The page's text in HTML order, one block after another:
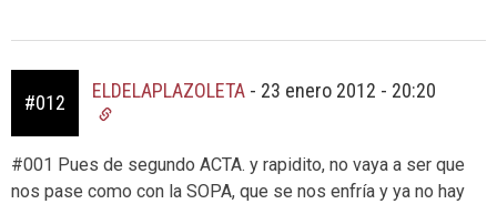
#012
ELDELAPLAZOLETA - 23 enero 2012 - 20:20
#001 Pues de segundo ACTA. y rapidito, no vaya a ser que
nos pase como con la SOPA, que se nos enfría y ya no hay